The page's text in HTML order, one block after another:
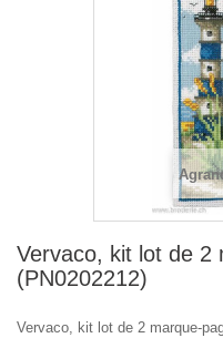
Vervaco, kit lot de 2
(PN0202212)
Vervaco, kit lot de 2 marque-